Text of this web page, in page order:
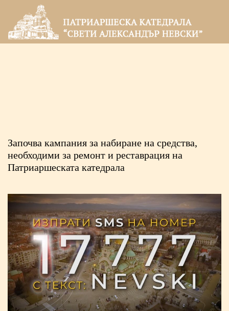
Започва кампания за набиране на средства,
необходими за ремонт и реставрация на
Патриаршеската катедрала